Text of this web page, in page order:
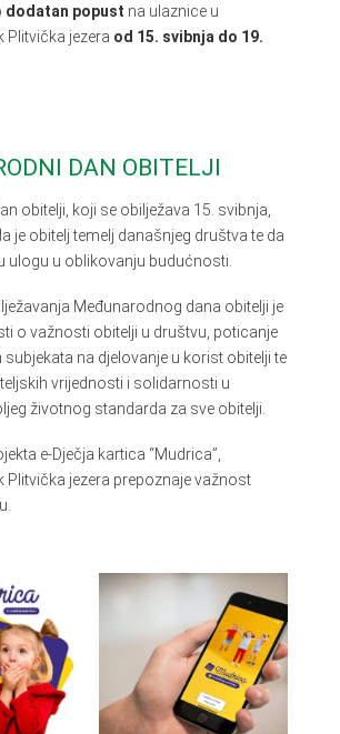
dodatan popust na ulaznice u
Plitvička jezera od 15. svibnja do 19.
DAN OBITELJI
obitelji, koji se obilježava 15. svibnja,
je obitelj temelj današnjeg društva te da
ulogu u oblikovanju budućnosti.
Međunarodnog dana obitelji je
o važnosti obitelji u društvu, poticanje
subjekata na djelovanje u korist obitelji te
vrijednosti i solidarnosti u
životnog standarda za sve obitelji.
e-Dječja kartica “Mudrica”,
Plitvička jezera prepoznaje važnost